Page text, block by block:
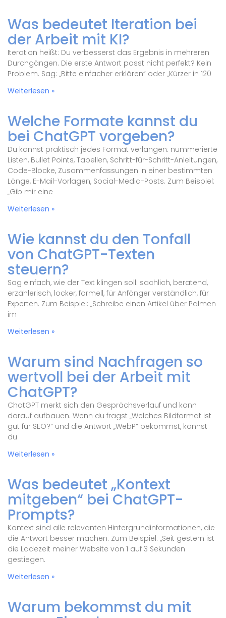
Was bedeutet Iteration bei
der Arbeit mit KI?
Iteration heißt: Du verbesserst das Ergebnis in mehreren
Durchgängen. Die erste Antwort passt nicht perfekt? Kein
Problem. Sag: „Bitte einfacher erklären“ oder „Kürzer in 120
Weiterlesen »
Welche Formate kannst du
bei ChatGPT vorgeben?
Du kannst praktisch jedes Format verlangen: nummerierte
Listen, Bullet Points, Tabellen, Schritt-für-Schritt-Anleitungen,
Code-Blöcke, Zusammenfassungen in einer bestimmten
Länge, E-Mail-Vorlagen, Social-Media-Posts. Zum Beispiel:
„Gib mir eine
Weiterlesen »
Wie kannst du den Tonfall
von ChatGPT-Texten
steuern?
Sag einfach, wie der Text klingen soll: sachlich, beratend,
erzählerisch, locker, formell, für Anfänger verständlich, für
Experten. Zum Beispiel: „Schreibe einen Artikel über Palmen
im
Weiterlesen »
Warum sind Nachfragen so
wertvoll bei der Arbeit mit
ChatGPT?
ChatGPT merkt sich den Gesprächsverlauf und kann
darauf aufbauen. Wenn du fragst „Welches Bildformat ist
gut für SEO?“ und die Antwort „WebP“ bekommst, kannst
du
Weiterlesen »
Was bedeutet „Kontext
mitgeben“ bei ChatGPT-
Prompts?
Kontext sind alle relevanten Hintergrundinformationen, die
die Antwort besser machen. Zum Beispiel: „Seit gestern ist
die Ladezeit meiner Website von 1 auf 3 Sekunden
gestiegen.
Weiterlesen »
Warum bekommst du mit